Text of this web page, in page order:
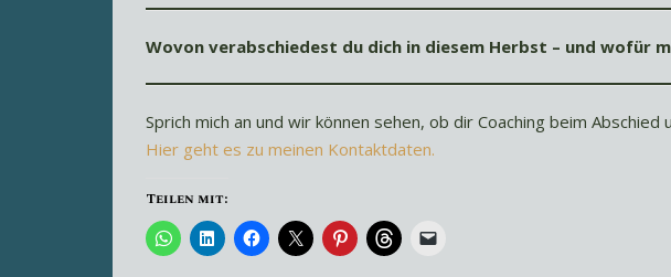
Wovon verabschiedest du dich in diesem Herbst – und wofür
Sprich mich an und wir können sehen, ob dir Coaching beim Abschied
Hier geht es zu meinen Kontaktdaten.
Teilen mit: